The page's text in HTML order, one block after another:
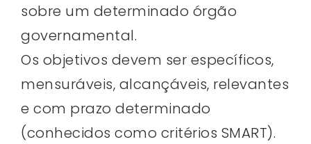
sobre um determinado órgão
governamental.
Os objetivos devem ser específicos,
mensuráveis, alcançáveis, relevantes
e com prazo determinado
(conhecidos como critérios SMART).